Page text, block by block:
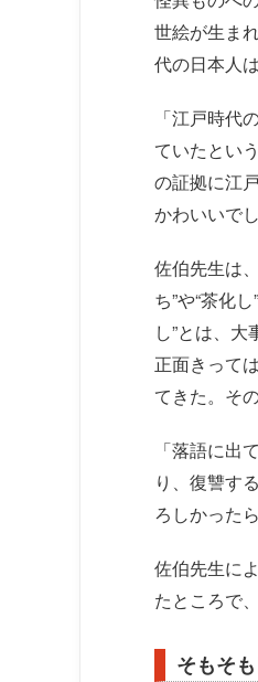
世絵が生ま
代の日本人
「江戸時代
ていたとい
の証拠に江
かわいいで
佐伯先生は
ち”や“茶化
し”とは、大
正面きって
てきた。そ
「落語に出
り、復讐す
ろしかった
佐伯先生に
たところで
そもそ